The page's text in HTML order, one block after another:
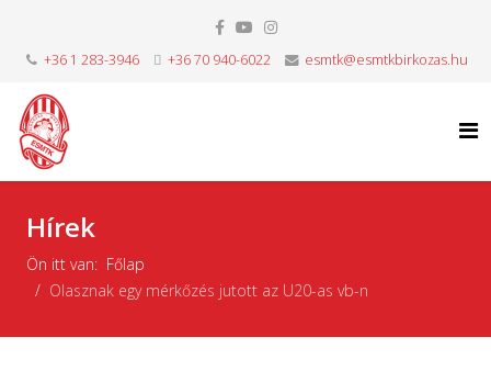
+36 1 283-3946 +36 70 940-6022 esmtk@esmtkbirkozas.hu
Hírek
Ön itt van: Főlap
Olasznak egy mérkőzés jutott az U20-as vb-n